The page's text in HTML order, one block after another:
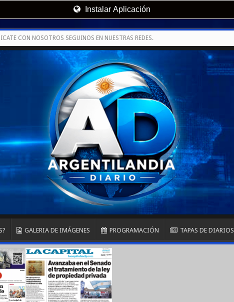
Instalar Aplicación
CON NOSOTROS SEGUINOS EN NUESTRAS REDES.
GALERIA DE IMÁGENES PROGRAMACIÓN TAPAS DE DIARIOS